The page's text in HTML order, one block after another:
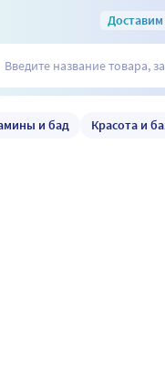
Доставим
и бад Красота и